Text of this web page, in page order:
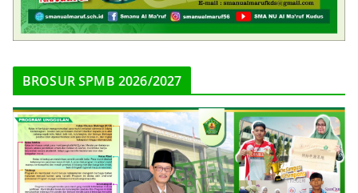
BROSUR SPMB 2026/2027